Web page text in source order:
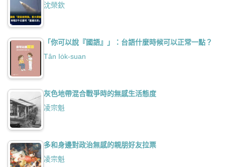
沈榮欽
「你可以說『國語』」：台語什麼時候可以正常一點？
Tân Io̍k-suan
灰色地帶混合戰爭時的無感生活態度
凌宗魁
多和身邊對政治無感的親朋好友拉票
凌宗魁